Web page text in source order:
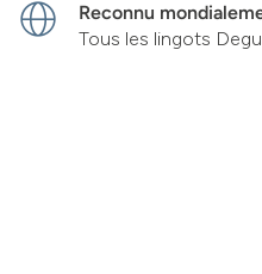
Reconnu
Tous les lingots